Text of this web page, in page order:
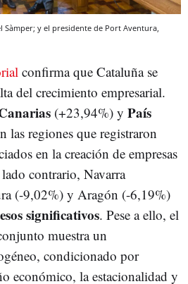
Sàmper; y el presidente de Port Aventura,
confirma que Cataluña se
del crecimiento empresarial.
(+23,94%) y País
las regiones que registraron
en la creación de empresas
contrario, Navarra
(-9,02%) y Aragón (-6,19%)
significativos. Pese a ello, el
muestra un
condicionado por
económico, la estacionalidad y